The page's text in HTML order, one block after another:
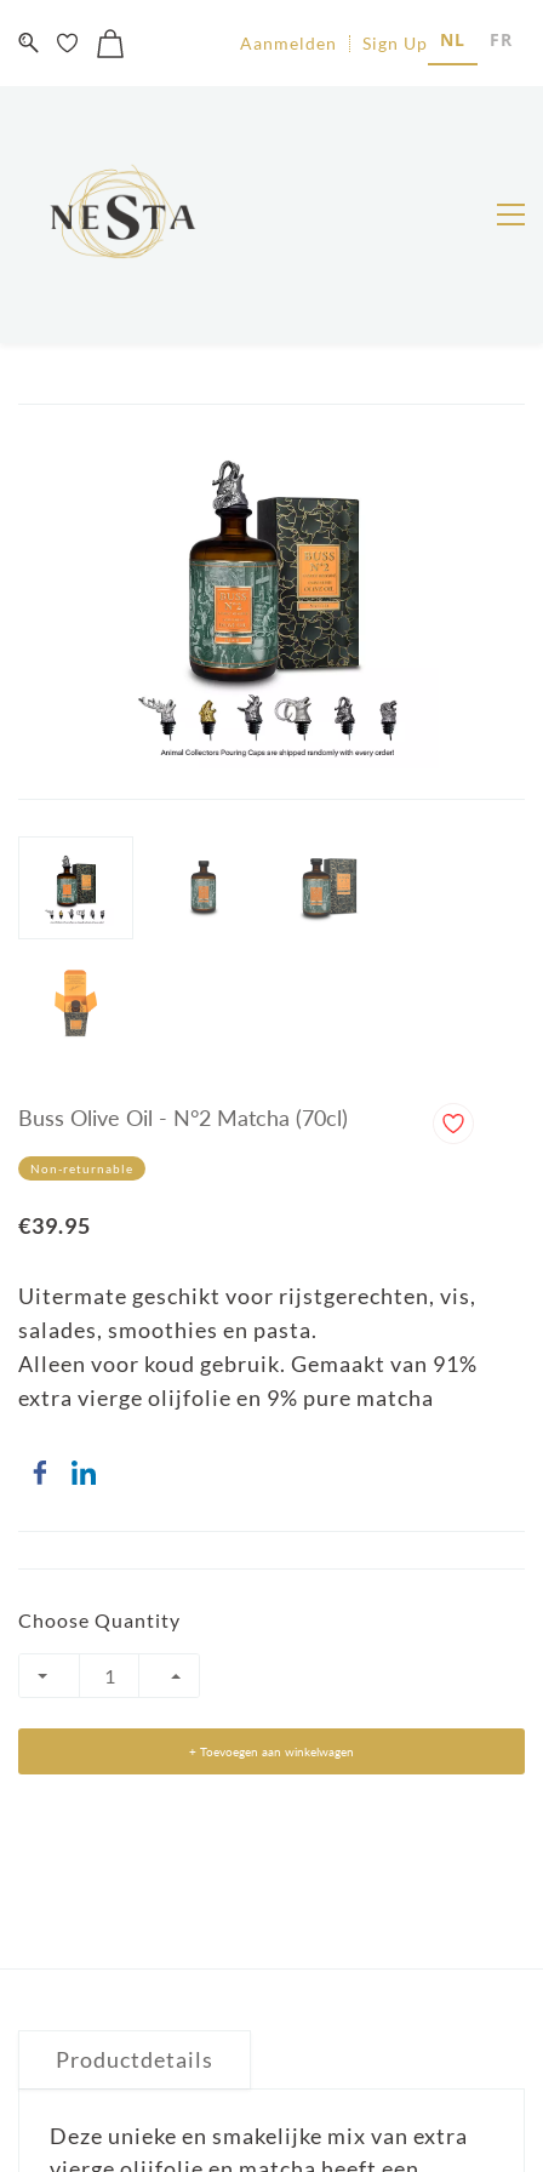
Aanmelden Sign Up NL FR
Buss Olive Oil - N°2 Matcha (70cl)
Non-returnable
€39.95
Uitermate geschikt voor rijstgerechten, vis,
salades, smoothies en pasta.
Alleen voor koud gebruik. Gemaakt van 91%
extra vierge olijfolie en 9% pure matcha
Choose Quantity
+ Toevoegen aan winkelwagen
Productdetails
Deze unieke en smakelijke mix van extra